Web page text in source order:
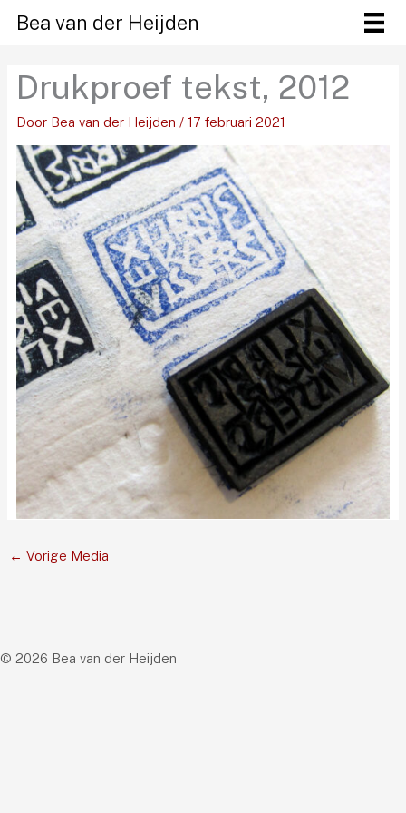
naar
inhoud
Bea van der Heijden
Drukproef tekst, 2012
Door Bea van der Heijden / 17 februari 2021
← Vorige Media
© 2026 Bea van der Heijden